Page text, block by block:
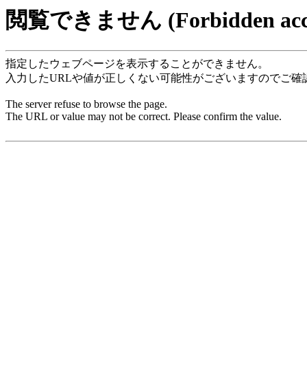
閲覧できません (Forbidden
指定したウェブページを表示することができません。
入力したURLや値が正しくない可能性がございますのでご確
The server refuse to browse the page.
The URL or value may not be correct. Please confirm the value.